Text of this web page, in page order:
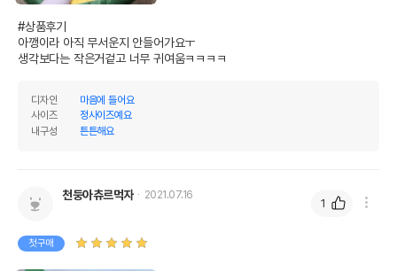
#상품후기
아깽이라 아직 무서운지 안들어가요ㅜ
생각보다는 작은거겉고 너무 귀여움ㅋㅋㅋㅋ
디자인
마음에 들어요
사이즈
정사이즈예요
내구성
튼튼해요
천둥아츄르먹자 2021.07.16
첫구매
1